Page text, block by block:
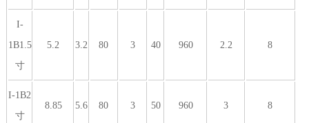
I-
1B1.5
寸
5.2 3.2 80 3 40 960 2.2 8
I-1B2
寸
8.85 5.6 80 3 50 960 3 8